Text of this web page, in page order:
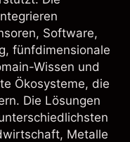
Software,
fünfdimensionale
Wissen und
Ökosysteme, die
Die Lösungen
Metalle